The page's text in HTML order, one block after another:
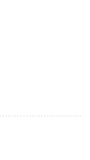
green shade) määrä